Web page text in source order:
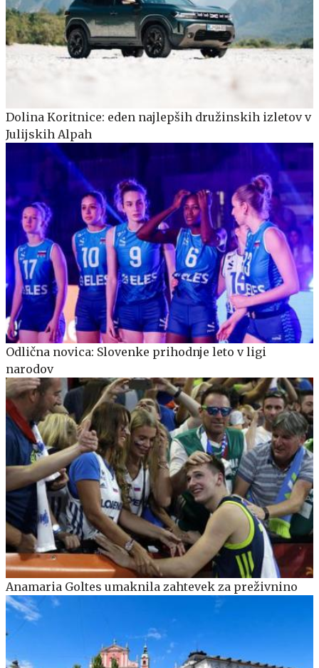
Dolina Koritnice: eden najlepših družinskih izletov v
Julijskih Alpah
Odlična novica: Slovenke prihodnje leto v ligi
narodov
Anamaria Goltes umaknila zahtevek za preživnino